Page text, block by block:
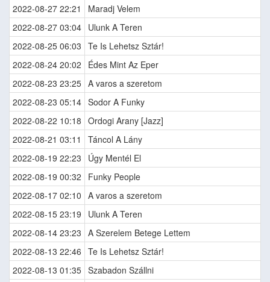
2022-08-27 22:21
Maradj Velem
2022-08-27 03:04 Ulunk A Teren
2022-08-25 06:03 Te Is Lehetsz Sztár!
2022-08-24 20:02
Édes Mint Az Eper
2022-08-23 23:25 A varos a szeretom
2022-08-23 05:14 Sodor A Funky
2022-08-22 10:18 Ordogi Arany [Jazz]
2022-08-21 03:11
Táncol A Lány
2022-08-19 22:23
Úgy Mentél El
2022-08-19 00:32
Funky People
2022-08-17 02:10 A varos a szeretom
2022-08-15 23:19
Ulunk A Teren
2022-08-14 23:23 A Szerelem Betege Lettem
2022-08-13 22:46 Te Is Lehetsz Sztár!
2022-08-13 01:35 Szabadon Szállni